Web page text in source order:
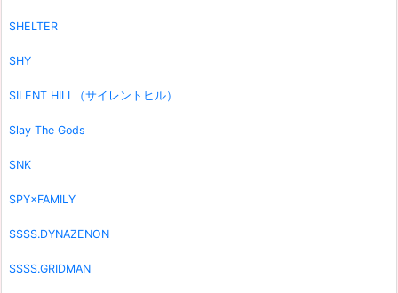
SHELTER
SHY
SILENT HILL（サイレントヒル）
Slay The Gods
SNK
SPY×FAMILY
SSSS.DYNAZENON
SSSS.GRIDMAN